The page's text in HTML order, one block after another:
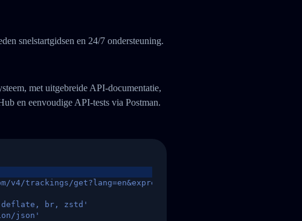
snelstartgidsen en 24/7 ondersteuning.
met uitgebreide API-documentatie,
en eenvoudige API-tests via Postman.
trackings/get?lang=en&express=ups&tracknumber=1939155131
deflate, br, zstd'
json'